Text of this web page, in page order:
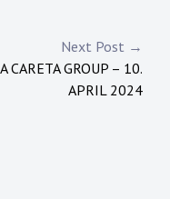
Next Post →
CARETA GROUP – 10.
APRIL 2024